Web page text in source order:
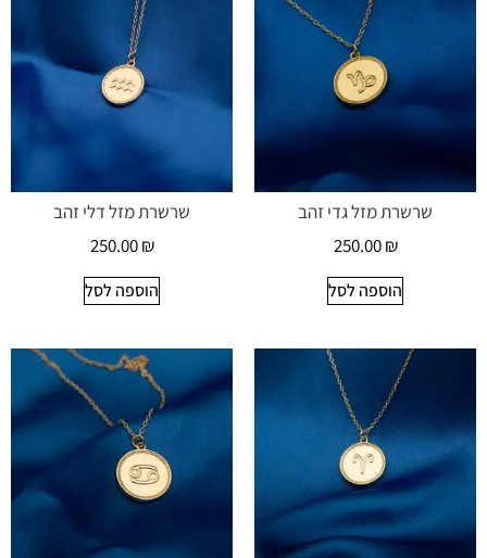
שרשרת מזל גדי זהב
250.00₪
הוספה לסל
שרשרת מזל דלי זהב
250.00₪
הוספה לסל